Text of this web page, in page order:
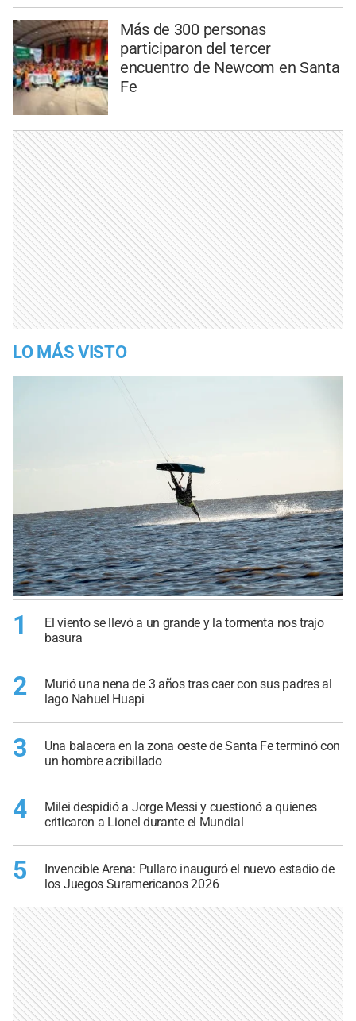
Más de 300 personas
participaron del tercer
encuentro de Newcom en Santa
Fe
LO MÁS VISTO
1
El viento se llevó a un grande y la tormenta nos trajo
basura
2
Murió una nena de 3 años tras caer con sus padres al
lago Nahuel Huapi
3
Una balacera en la zona oeste de Santa Fe terminó con
un hombre acribillado
4
Milei despidió a Jorge Messi y cuestionó a quienes
criticaron a Lionel durante el Mundial
5
Invencible Arena: Pullaro inauguró el nuevo estadio de
los Juegos Suramericanos 2026